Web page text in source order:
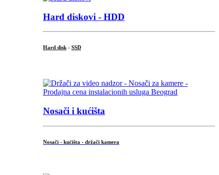
Hard diskovi - HDD
Hard disk - SSD
Nosači i kućišta
Nosači - kućišta - držači kamera